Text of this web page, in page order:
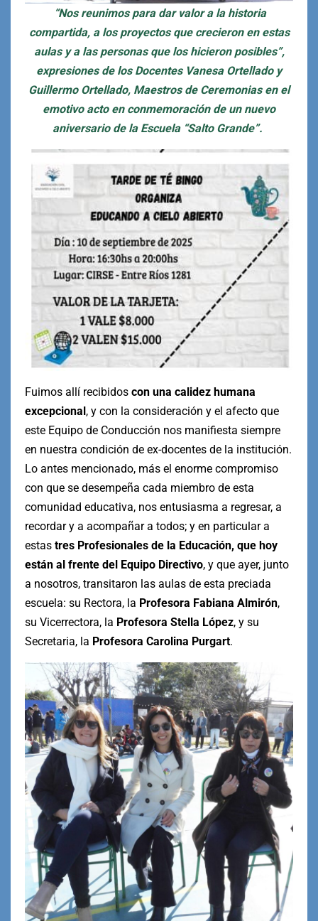
“Nos reunimos para dar valor a la historia
compartida, a los proyectos que crecieron en estas
aulas y a las personas que los hicieron posibles”,
expresiones de los Docentes Vanesa Ortellado y
Guillermo Ortellado, Maestros de Ceremonias en el
emotivo acto en conmemoración de un nuevo
aniversario de la Escuela “Salto Grande”.
Fuimos allí recibidos con una calidez humana
excepcional, y con la consideración y el afecto que
este Equipo de Conducción nos manifiesta siempre
en nuestra condición de ex-docentes de la institución.
Lo antes mencionado, más el enorme compromiso
con que se desempeña cada miembro de esta
comunidad educativa, nos entusiasma a regresar, a
recordar y a acompañar a todos; y en particular a
estas tres Profesionales de la Educación, que hoy
están al frente del Equipo Directivo, y que ayer, junto
a nosotros, transitaron las aulas de esta preciada
escuela: su Rectora, la Profesora Fabiana Almirón,
su Vicerrectora, la Profesora Stella López, y su
Secretaria, la Profesora Carolina Purgart.